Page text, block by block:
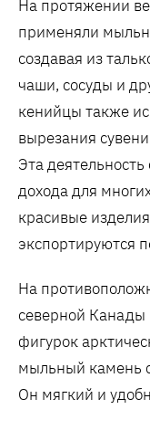
На протяжении
применяли
создавая из
чаши, сосуды и
кенийцы также
вырезания
Эта
дохода для
красивые
экспортируются
На
северной Канады
фигурок
мыльный камень
Он мягкий и